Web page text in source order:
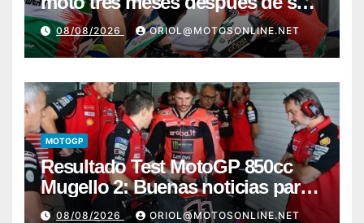
grave lesión
08/08/2026 ORIOL@MOTOSONLINE.NET
MOTOGP
Resultado Test MotoGP 850cc
Mugello 2: Buenas noticias para
Márquez y Acosta
08/08/2026 ORIOL@MOTOSONLINE.NET